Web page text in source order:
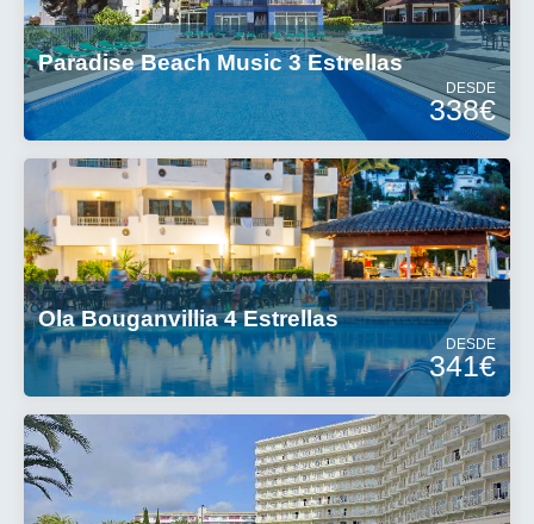
Paradise Beach Music 3 Estrellas
DESDE
338€
Ola Bouganvillia 4 Estrellas
DESDE
341€